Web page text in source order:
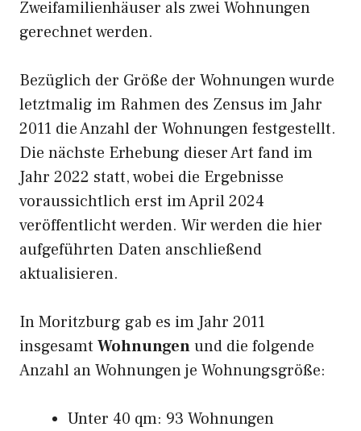
Zweifamilienhäuser als zwei Wohnungen
gerechnet werden.
Bezüglich der Größe der Wohnungen wurde
letztmalig im Rahmen des Zensus im Jahr
2011 die Anzahl der Wohnungen festgestellt.
Die nächste Erhebung dieser Art fand im
Jahr 2022 statt, wobei die Ergebnisse
voraussichtlich erst im April 2024
veröffentlicht werden. Wir werden die hier
aufgeführten Daten anschließend
aktualisieren.
In Moritzburg gab es im Jahr 2011
insgesamt Wohnungenund die folgende
Anzahl an Wohnungen je Wohnungsgröße:
Unter 40 qm: 93 Wohnungen